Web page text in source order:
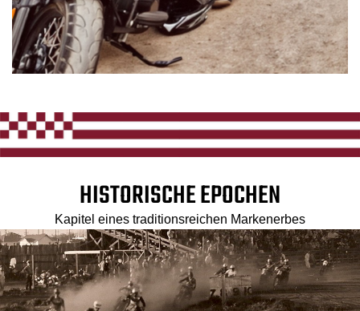
HISTORISCHE EPOCHEN
Kapitel eines traditionsreichen Markenerbes